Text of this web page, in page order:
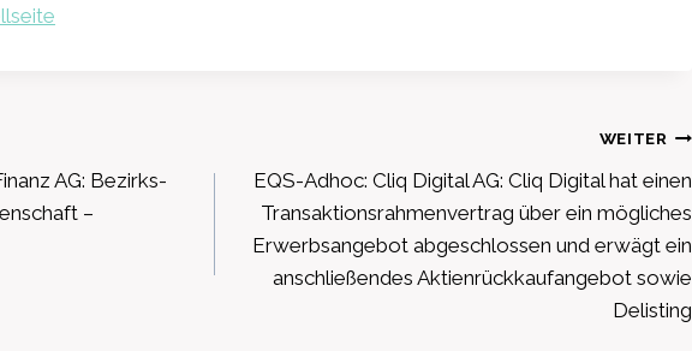
AG: Bezirks-
–
WEITER
EQS-Adhoc: Cliq Digital AG: Cliq Digital hat einen
Transaktionsrahmenvertrag über ein mögliches
Erwerbsangebot abgeschlossen und erwägt ein
anschließendes Aktienrückkaufangebot sowie
Delisting